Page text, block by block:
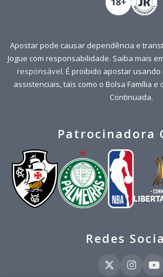
Apostar pode causar dependência e
Jogue com responsabilidade. Saiba mais
responsável. É proibido apostar
assistenciais, tais como o Bolsa Família e
Continuada.
Patrocinadora
Redes